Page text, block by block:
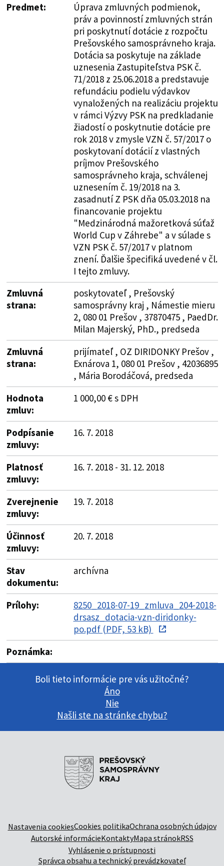
Predmet:
Úprava zmluvných podmienok,
práv a povinností zmluvných strán
pri poskytnutí dotácie z rozpočtu
Prešovského samosprávneho kraja.
Dotácia sa poskytuje na základe
uznesenia Zastupiteľstva PSK č.
71/2018 z 25.06.2018 a predstavuje
refundáciu podielu výdavkov
vynaložených na realizáciu projektu
v rámci Výzvy PSK na predkladanie
žiadostí o poskytnutie dotácie pre
rok 2018 v zmysle VZN č. 57/2017 o
poskytovaní dotácií z vlastných
príjmov Prešovského
samosprávneho kraja, schválenej
uznesením č. 19/2018 na 3.
zasadnutí Z PSK dňa 05.03.2018 na
financovanie projektu
"Medzinárodná mažoretková súťaž
World Cup v Záhrebe" a v súlade s
VZN PSK č. 57/2017 v platnom
znení. Ďalšie špecifiká uvedené v čl.
I tejto zmluvy.
Zmluvná
strana:
poskytovateľ , Prešovský
samosprávny kraj , Námestie mieru
2, 080 01 Prešov , 37870475 , PaedDr.
Milan Majerský, PhD., predseda
Zmluvná
strana:
prijímateľ , OZ DIRIDONKY Prešov ,
Exnárova 1, 080 01 Prešov , 42036895
, Mária Borodáčová, predseda
Hodnota
zmluv:
1 000,00 € s DPH
Podpísanie
zmluvy:
16. 7. 2018
Platnosť
zmluvy:
16. 7. 2018 - 31. 12. 2018
Zverejnenie
zmluvy:
19. 7. 2018
Účinnosť
zmluvy:
20. 7. 2018
Stav
dokumentu:
archívna
Prílohy:
8250_2018-07-19_zmluva_204-2018-
drsasz_dotacia-vzn-diridonky-
po.pdf (PDF, 53 kB)
Poznámka:
Boli tieto informácie pre vás užitočné?
Áno
Nie
Našli ste na stránke chybu?
Nastavenia cookiesCookies politikaOchrana osobných údajov
Autorské informácieKontaktyMapa stránokRSS
Vyhlásenie o prístupnosti
Správca obsahu a technický prevádzkovateľ